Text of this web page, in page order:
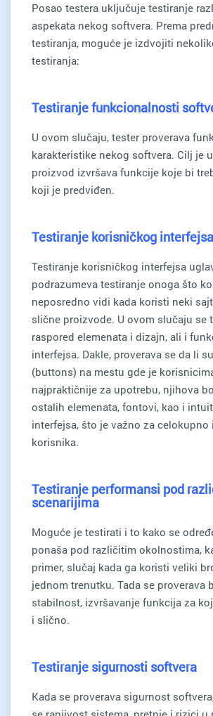
Posao testera uključuje testiranje
aspekata nekog softvera. Prema
testiranja, moguće je izdvojiti
testiranja:
Testiranje funkcionalnosti
U ovom slučaju, tester proverava
karakteristike nekog softvera. Cilj je
proizvod izvršava funkcije koje bi
koji je predviđen.
Testiranje korisničkog interfejsa
Testiranje korisničkog interfejsa
podrazumeva testiranje onoga što
neposredno vidi kada koristi neki
slične proizvode. U ovom slučaju se
raspored elemenata i dizajn, ali i
interfejsa. Dakle, proverava se da li
(buttons) na mestu gde je
najpraktičnije za upotrebu, njihova
ostalih elemenata, fontovi, kao i
interfejsa, što je važno za celokupno
korisnika.
Testiranje performansi pod
scenarijima
Moguće je testirati i to kako se
ponaša pod različitim okolnostima,
primer, slučaj kada ga koristi veliki
jednom trenutku. Tada se proverava
stabilnost, izvršavanje funkcija za
i slično.
Testiranje sigurnosti softvera
Kada se proverava sigurnost